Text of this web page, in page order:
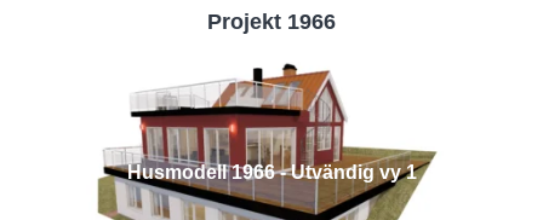
Projekt 1966
Husmodell 1966 - Utvändig vy 1